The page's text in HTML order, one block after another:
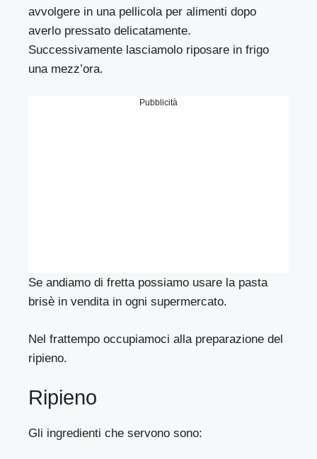
avvolgere in una pellicola per alimenti dopo
averlo pressato delicatamente.
Successivamente lasciamolo riposare in frigo
una mezz’ora.
Pubblicità
Se andiamo di fretta possiamo usare la pasta
brisè in vendita in ogni supermercato.
Nel frattempo occupiamoci alla preparazione del
ripieno.
Ripieno
Gli ingredienti che servono sono: